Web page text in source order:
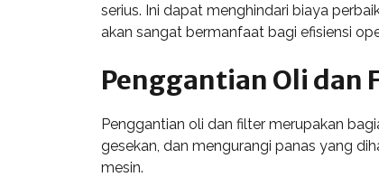
serius. Ini dapat menghindari biaya
akan sangat bermanfaat bagi efisiensi
Penggantian Oli dan
Penggantian oli dan filter merupakan
gesekan, dan mengurangi panas yang
mesin.